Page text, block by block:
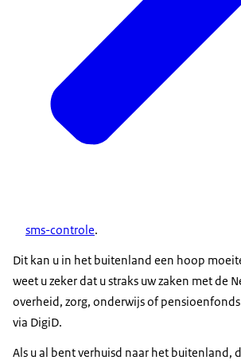
sms-controle.
Dit kan u in het buitenland een hoop
weet u zeker dat u straks uw zaken met de
overheid, zorg, onderwijs of
via DigiD.
Als u al bent verhuisd naar het buitenland,